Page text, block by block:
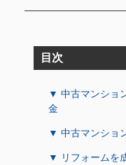
目次
▼ 中古マンショ
金
▼ 中古マンショ
▼ リフォームを